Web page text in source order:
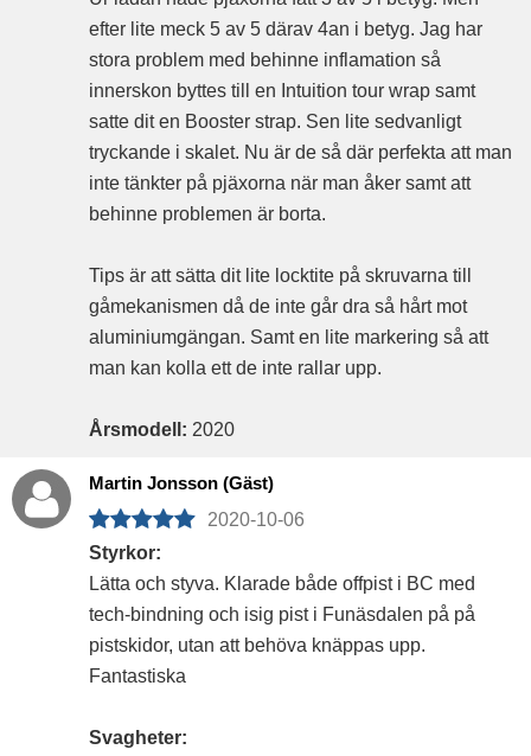
efter lite meck 5 av 5 därav 4an i betyg. Jag har
stora problem med behinne inflamation så
innerskon byttes till en Intuition tour wrap samt
satte dit en Booster strap. Sen lite sedvanligt
tryckande i skalet. Nu är de så där perfekta att man
inte tänkter på pjäxorna när man åker samt att
behinne problemen är borta.
Tips är att sätta dit lite locktite på skruvarna till
gåmekanismen då de inte går dra så hårt mot
aluminiumgängan. Samt en lite markering så att
man kan kolla ett de inte rallar upp.
Årsmodell: 2020
Martin Jonsson (Gäst)
2020-10-06
Styrkor:
Lätta och styva. Klarade både offpist i BC med
tech-bindning och isig pist i Funäsdalen på på
pistskidor, utan att behöva knäppas upp.
Fantastiska
Svagheter: